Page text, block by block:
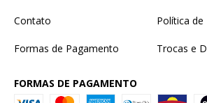
Contato Política de
Formas de Pagamento Trocas e
FORMAS DE PAGAMENTO